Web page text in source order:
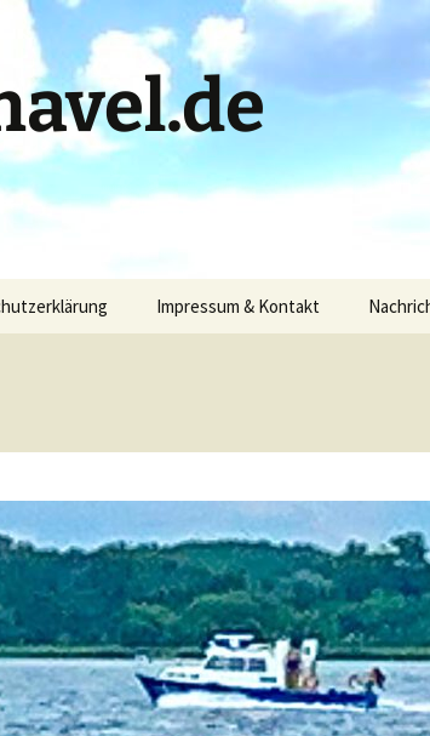
Impressum & Kontakt